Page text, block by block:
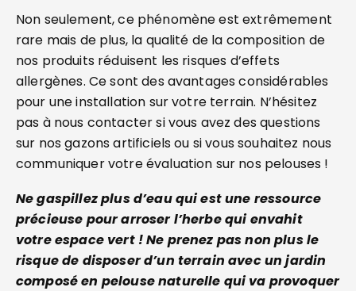
Non seulement, ce phénomène est extrêmement
rare mais de plus, la qualité de la composition de
nos produits réduisent les risques d’effets
allergènes. Ce sont des avantages considérables
pour une installation sur votre terrain. N’hésitez
pas à nous contacter si vous avez des questions
sur nos gazons artificiels ou si vous souhaitez nous
communiquer votre évaluation sur nos pelouses !
Ne gaspillez plus d’eau qui est une ressource
précieuse pour arroser l’herbe qui envahit
votre espace vert ! Ne prenez pas non plus le
risque de disposer d’un terrain avec un jardin
composé en pelouse naturelle qui va provoquer